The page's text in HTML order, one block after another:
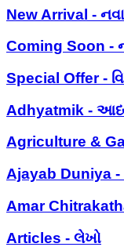
New Arrival -
Coming Soon -
Special Offer -
Adhyatmik -
Agriculture &
Ajayab Duniya
Amar
Articles - લેખો